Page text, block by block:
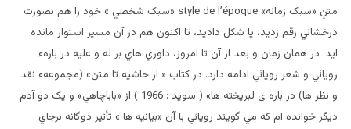
متنِ «سبک زمانه» style de l’époque «سبک شخصي » خود را هم بصورت
درخشاني رقم زديد، يا شکل داديد، تا اکنون هم در آن مسير استوار مانده
ايد. در همان زمان و بعد از آن تا امروز، داوري هاي بر له و عليه در بارهء
رويائي و شعر رويائي ادامه دارد. در کتاب « از حاشيه تا متن» (مجموعهء نقد
و نظر ها) در باره ی لبریخته ها» ( سويد : 1966 ) از «باباچاهي» و يک دو آدم
ديگر خوانده ام که مي گويند رويائي با آن «بيانيه ها » تأثير دوگانه برجاي